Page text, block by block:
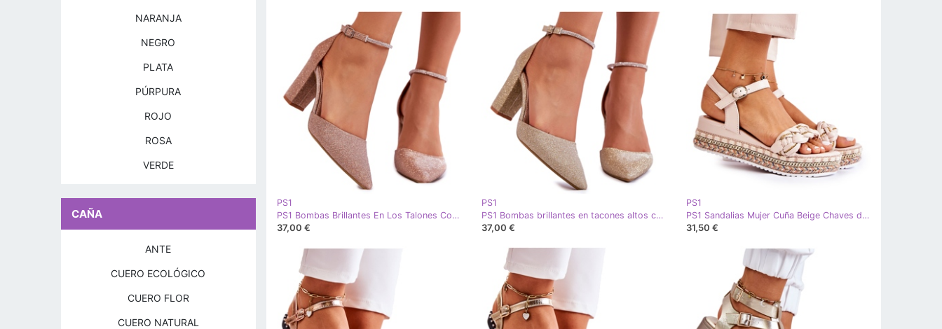
PS1
PS1 Bombas Brillantes En Los Talones Con Diamantes De Imitación De Oro Rosa Castor dorado
37,00 €
PS1
PS1 Bombas brillantes en tacones altos con diamantes de imitación de oro Castor dorado
37,00 €
PS1
PS1 Sandalias Mujer Cuña Beige Chaves dorado
31,50 €
NARANJA
NEGRO
PLATA
PÚRPURA
ROJO
ROSA
VERDE
CAÑA
ANTE
CUERO ECOLÓGICO
CUERO FLOR
CUERO NATURAL